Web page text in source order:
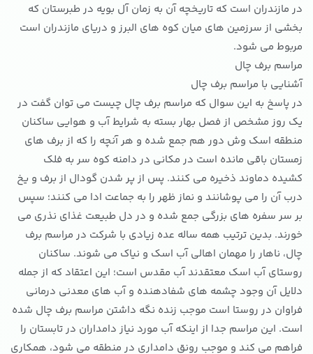
در مازندران است که تاریخچه آن به زمان آل بویه در طبرستان که
بخشی از سرزمین ‌های میان کوه‌ های البرز و دریای مازندران است
مربوط می شود.
مراسم برف چال
آشنایی با مراسم برف چال
در پاسخ به این سوال که مراسم برف چال چیست می توان گفت در
یک روز مشخص از فصل بهار بسته به شرایط آب و هوایی ساکنان
منطقه اسک وش دور هم جمع شده و هر آنچه را که از برف های
زمستان باقی مانده است در مکانی در دامنه کوه سر به فلک
کشیده دماوند ذخیره می کنند. پس از پر شدن گودال از برف و یخ
درب آن را می پوشانند و نماز ظهر را به جماعت ادا می کنند؛ سپس
بر سر سفره‌ های بزرگی جمع شده و در دل طبیعت غذای نذری می
خورند. بدین ترتیب همه ساله عده زیادی با شرکت در مراسم برف
چال، ناهار را مهمان اهالی آب اسک و نیاک می شوند. ساکنان
روستای آب اسک معتقدند آب مقدس است؛ این اعتقاد که از جمله
دلایل آن وجود چشمه‌ های شفادهنده و آب ‌های معدنی درمانی
فراوان در روستا است موجب زنده نگه داشتن مراسم برف چال شده
است. این مراسم جدا از اینکه آب مورد نیاز دامداران در تابستان را
فراهم می کند و موجب رونق دامداری در منطقه می شود، همکاری